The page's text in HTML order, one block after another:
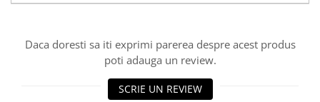
Daca doresti sa iti exprimi parerea despre acest produs
poti adauga un review.
SCRIE UN REVIEW